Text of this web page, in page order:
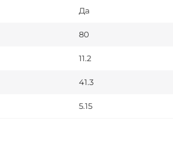
Да
80
11.2
41.3
5.15